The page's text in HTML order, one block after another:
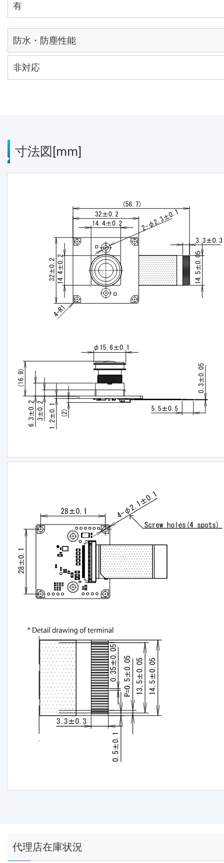
有
防水・防塵性能
非対応
寸法図[mm]
代理店在庫状況